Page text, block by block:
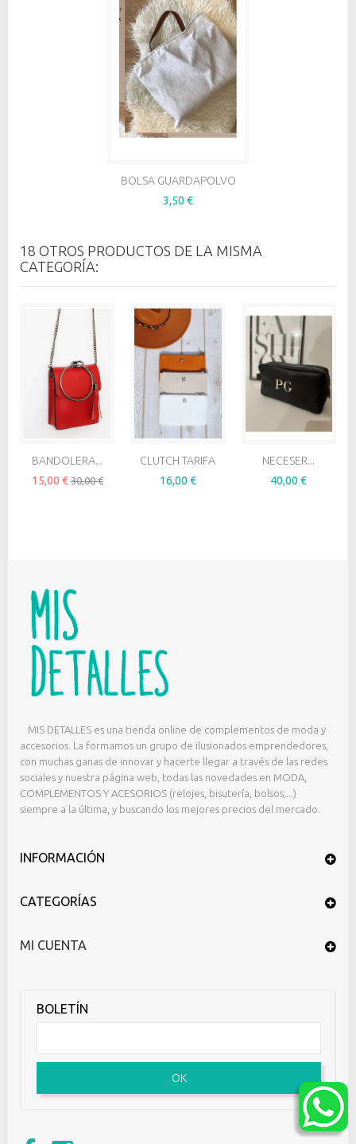
BOLSA GUARDAPOLVO
3,50 €
18 OTROS PRODUCTOS DE LA MISMA
CATEGORÍA:
BANDOLERA...
15,00 € 30,00 €
CLUTCH TARIFA
16,00 €
NECESER...
40,00 €
MIS DETALLES es una tienda online de complementos de moda y
accesorios. La formamos un grupo de ilusionados emprendedores,
con muchas ganas de innovar y hacerte llegar a través de las redes
sociales y nuestra página web, todas las novedades en MODA,
COMPLEMENTOS Y ACESORIOS (relojes, bisutería, bolsos,...)
siempre a la última, y buscando los mejores precios del mercado.
INFORMACIÓN
CATEGORÍAS
MI CUENTA
BOLETÍN
OK